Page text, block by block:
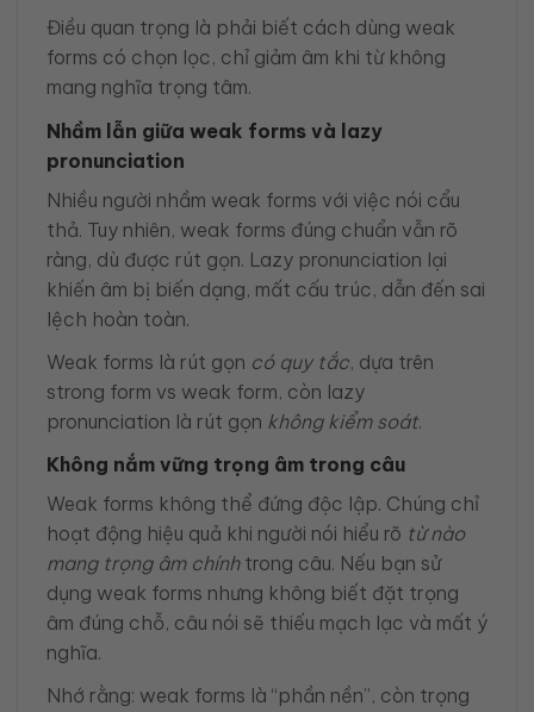
Điều quan trọng là phải biết cách dùng weak
forms có chọn lọc, chỉ giảm âm khi từ không
mang nghĩa trọng tâm.
Nhầm lẫn giữa weak forms và lazy
pronunciation
Nhiều người nhầm weak forms với việc nói cẩu
thả. Tuy nhiên, weak forms đúng chuẩn vẫn rõ
ràng, dù được rút gọn. Lazy pronunciation lại
khiến âm bị biến dạng, mất cấu trúc, dẫn đến sai
lệch hoàn toàn.
Weak forms là rút gọn có quy tắc, dựa trên
strong form vs weak form, còn lazy
pronunciation là rút gọn không kiểm soát.
Không nắm vững trọng âm trong câu
Weak forms không thể đứng độc lập. Chúng chỉ
hoạt động hiệu quả khi người nói hiểu rõ từ nào
mang trọng âm chínhtrong câu. Nếu bạn sử
dụng weak forms nhưng không biết đặt trọng
âm đúng chỗ, câu nói sẽ thiếu mạch lạc và mất ý
nghĩa.
Nhớ rằng: weak forms là “phần nền”, còn trọng